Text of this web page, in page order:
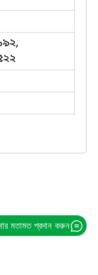
মতামত প্রদান করুন